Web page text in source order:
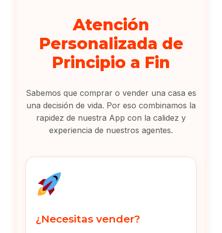
Atención
Personalizada de
Principio a Fin
Sabemos que comprar o vender una casa es
una decisión de vida. Por eso combinamos la
rapidez de nuestra App con la calidez y
experiencia de nuestros agentes.
¿Necesitas vender?